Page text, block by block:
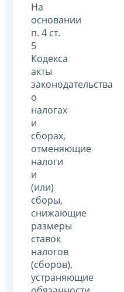
На
основании
п. 4 ст.
5
Кодекса
акты
законодательства
о
налогах
и
сборах,
отменяющие
налоги
и
(или)
сборы,
снижающие
размеры
ставок
налогов
(сборов),
устраняющие